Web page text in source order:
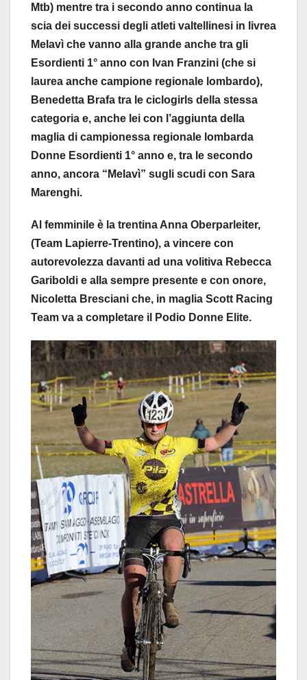
Mtb) mentre tra i secondo anno continua la
scia dei successi degli atleti valtellinesi in livrea
Melavì che vanno alla grande anche tra gli
Esordienti 1° anno con Ivan Franzini (che si
laurea anche campione regionale lombardo),
Benedetta Brafa tra le ciclogirls della stessa
categoria e, anche lei con l’aggiunta della
maglia di campionessa regionale lombarda
Donne Esordienti 1° anno e, tra le secondo
anno, ancora “Melavì” sugli scudi con Sara
Marenghi.
Al femminile è la trentina Anna Oberparleiter,
(Team Lapierre-Trentino), a vincere con
autorevolezza davanti ad una volitiva Rebecca
Gariboldi e alla sempre presente e con onore,
Nicoletta Bresciani che, in maglia Scott Racing
Team va a completare il Podio Donne Elite.